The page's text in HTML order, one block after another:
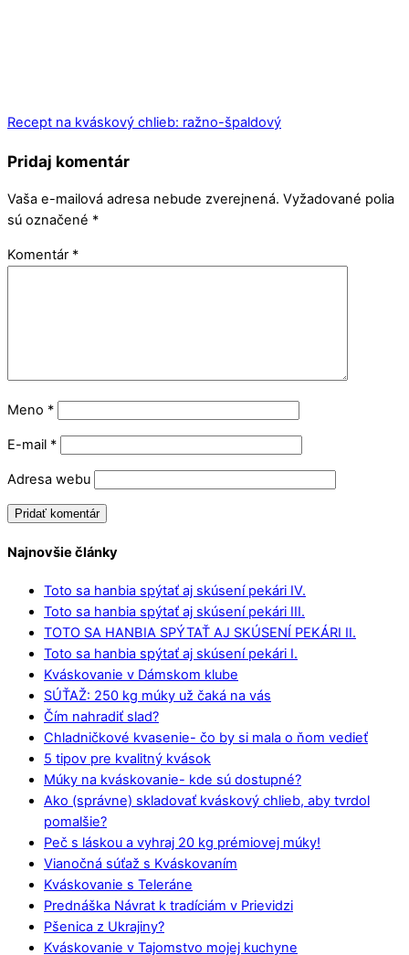
Recept na kváskový chlieb: ražno-špaldový
Pridaj komentár
Vaša e-mailová adresa nebude zverejnená. Vyžadované polia
sú označené *
Komentár *
Meno *
E-mail *
Adresa webu
Najnovšie články
Toto sa hanbia spýtať aj skúsení pekári IV.
Toto sa hanbia spýtať aj skúsení pekári III.
TOTO SA HANBIA SPÝTAŤ AJ SKÚSENÍ PEKÁRI II.
Toto sa hanbia spýtať aj skúsení pekári I.
Kváskovanie v Dámskom klube
SÚŤAŽ: 250 kg múky už čaká na vás
Čím nahradiť slad?
Chladničkové kvasenie- čo by si mala o ňom vedieť
5 tipov pre kvalitný kvások
Múky na kváskovanie- kde sú dostupné?
Ako (správne) skladovať kváskový chlieb, aby tvrdol
pomalšie?
Peč s láskou a vyhraj 20 kg prémiovej múky!
Vianočná súťaž s Kváskovaním
Kváskovanie s Teleráne
Prednáška Návrat k tradíciám v Prievidzi
Pšenica z Ukrajiny?
Kváskovanie v Tajomstvo mojej kuchyne